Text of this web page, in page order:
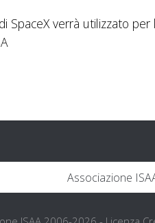
SpaceX verrà utilizzato per
Associazione